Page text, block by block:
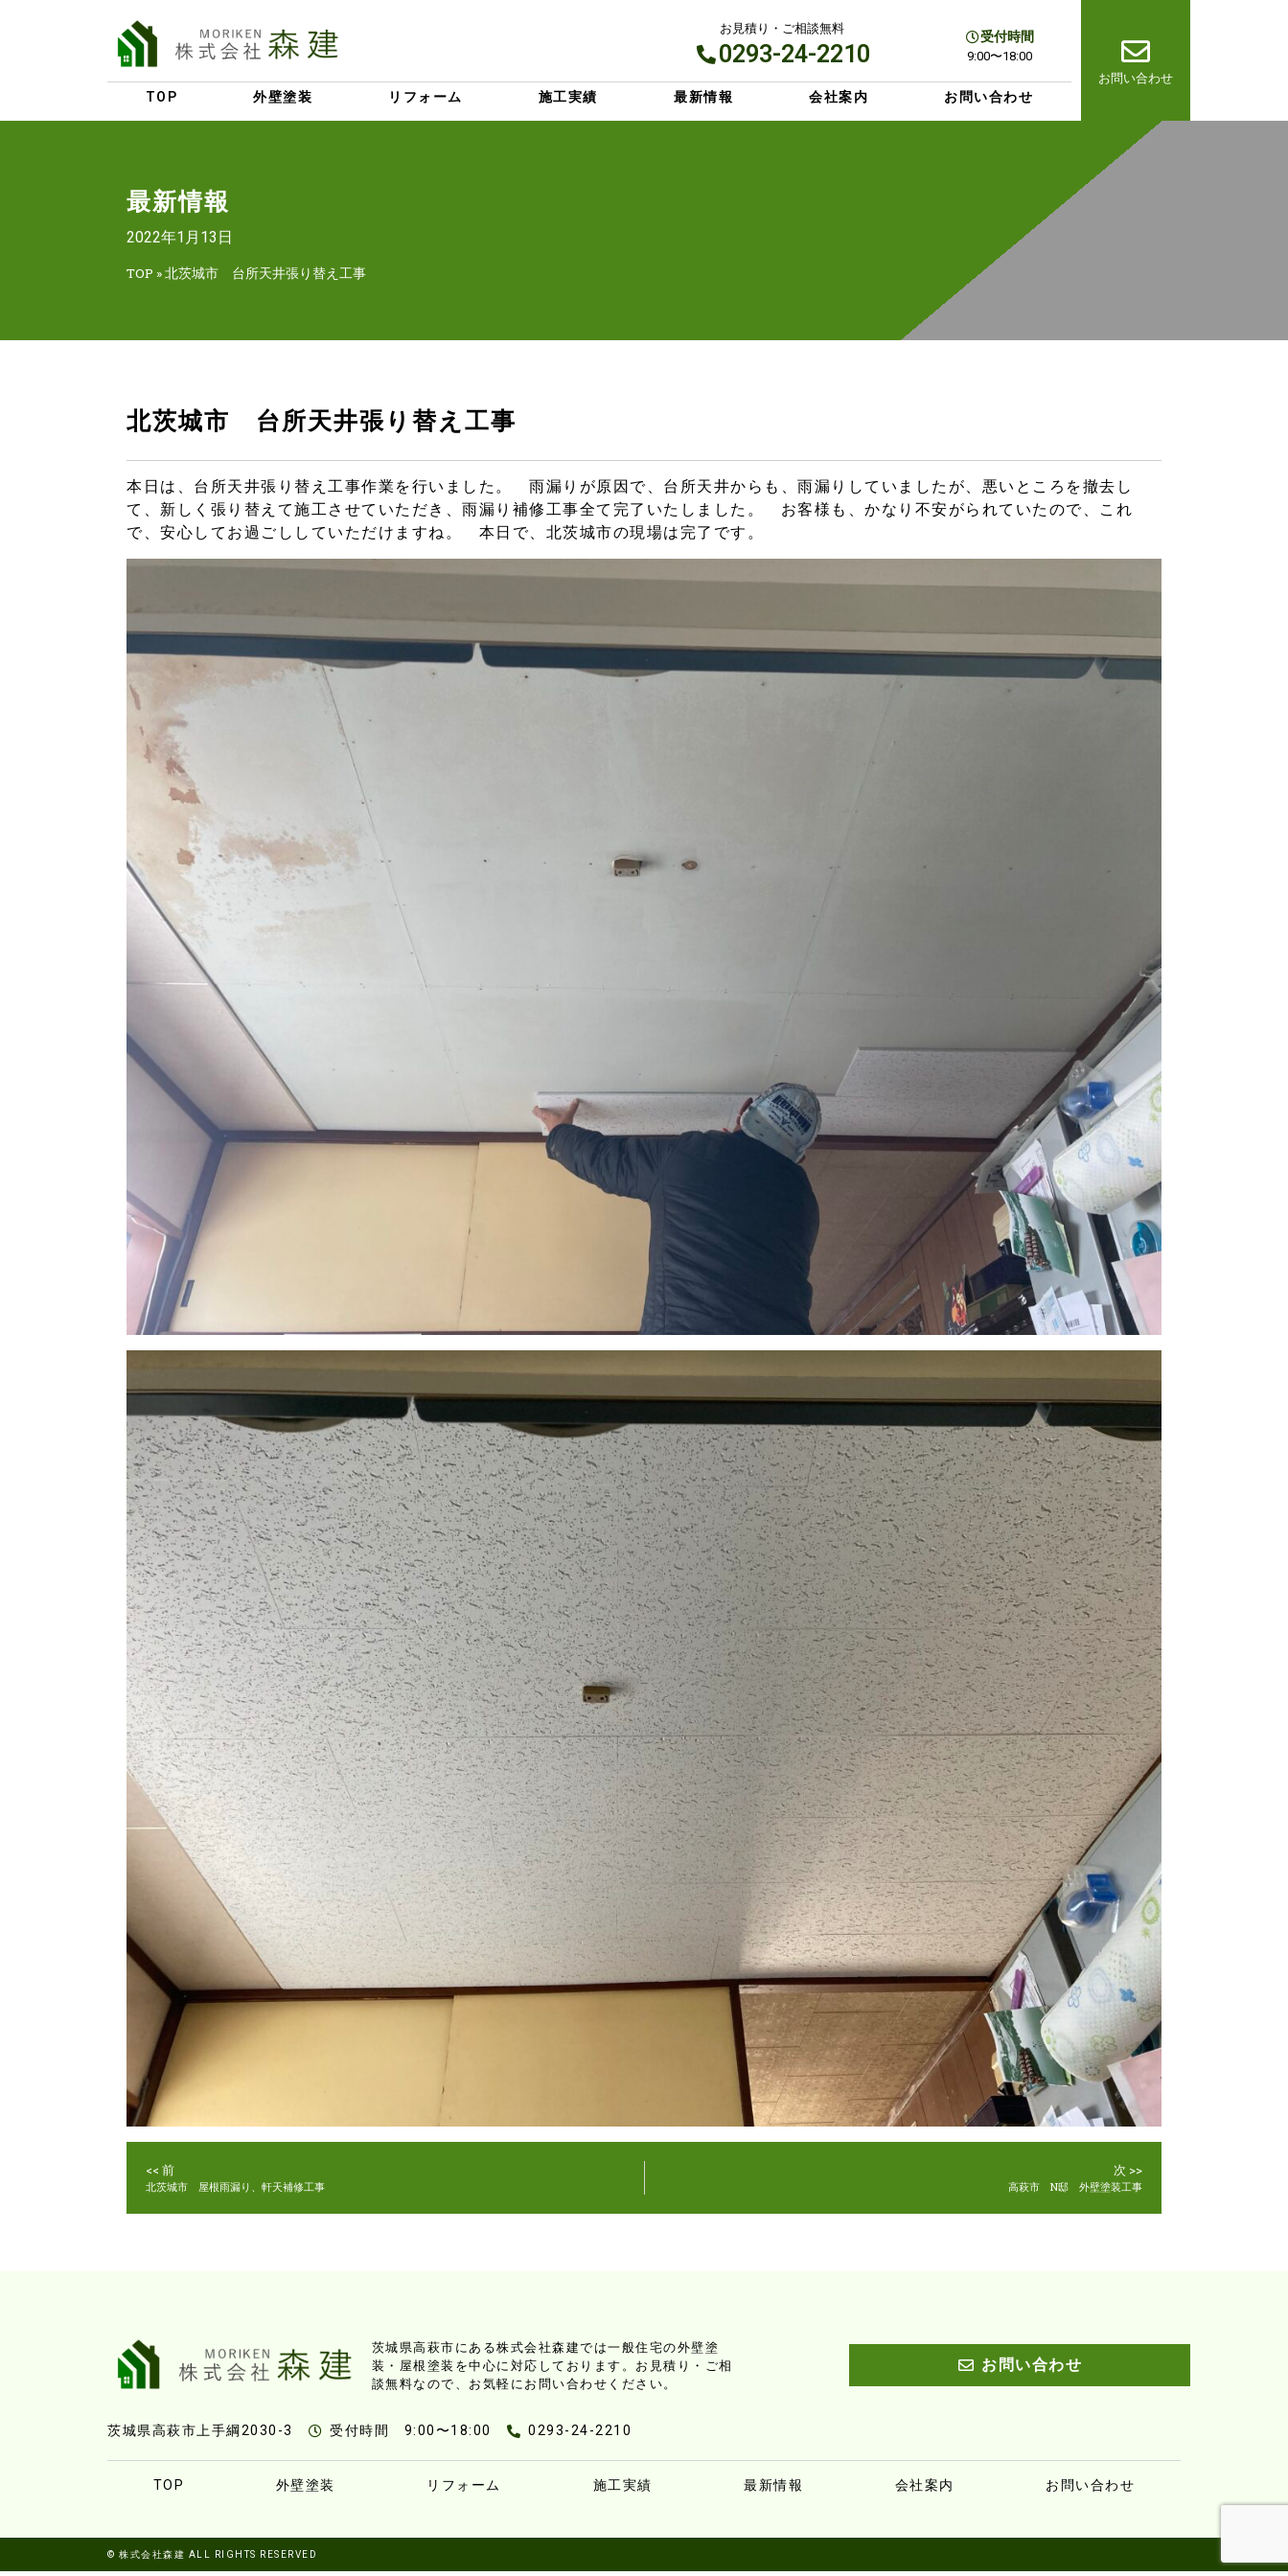
お見積り・ご相談無料
0293-24-2210
受付時間
9:00〜18:00
TOP 外壁塗装 リフォーム 施工実績 最新情報 会社案内 お問い合わせ
お問い合わせ
最新情報
2022年1月13日
TOP »北茨城市 台所天井張り替え工事
北茨城市 台所天井張り替え工事
本日は、台所天井張り替え工事作業を行いました。 雨漏りが原因で、台所天井からも、雨漏りしていましたが、悪いところを撤去し
て、新しく張り替えて施工させていただき、雨漏り補修工事全て完了いたしました。 お客様も、かなり不安がられていたので、これ
で、安心してお過ごししていただけますね。 本日で、北茨城市の現場は完了です。
<< 前
北茨城市 屋根雨漏り、軒天補修工事
次 >>
高萩市 N邸 外壁塗装工事
茨城県高萩市にある株式会社森建では一般住宅の外壁塗
装・屋根塗装を中心に対応しております。お見積り・ご相
談無料なので、お気軽にお問い合わせください。
お問い合わせ
茨城県高萩市上手綱2030-3 受付時間 9:00〜18:00 0293-24-2210
TOP 外壁塗装 リフォーム 施工実績 最新情報 会社案内 お問い合わせ
© 株式会社森建 ALL RIGHTS RESERVED​